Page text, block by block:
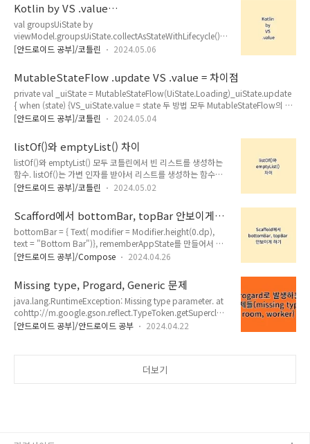
"선택된 그룹이 없음"을 나타내는 것이 더 명확하고 일반적인
방법입니다. 이렇게 하면 selectedGroupId 변수의 타입을
nullable Group?으로 선언할 수 있으며, 이 변수가 null인지 아
닌지를 확인함으로써 선택된 그룹의 존재 여부를 쉽게 판단할 수
Kotlin by VS .value
collectAsStateWithLifecycle
val groupsUiState by
viewModel.groupsUiState.collectAsStateWithLifecycle()
val groupsUiState =
접 .value를 호출하는 방식의 차이를 보여줍니
다. val groupsUiState by viewModel.groupsUiState.colle
ctAsStateWithLifecycle() 이 코드는 Kotlin의 위임 프로퍼티
(delegated property)를 사용합니다. by 키워드를 사용하
[안드로이드 공부]/코틀린 2024.05.06
MutableStateFlow .update VS .value = 차이점
private val _uiState = MutableStateFlow(UiState.Loading)_uiState.update
{ when (state) {VS_uiState.value = state 두 방법 모두 MutableStateFlow의 값
을 업데이트하는 방법이지만, 사용 상황에 따라 적합한 방법이 다르
을 계산할 때 유용하다. 이 함수는 현재 값을 인자로 받는 람다 함수를 사용하며, 람다
함수의 반환 값이 새로운 값으로 설정됨. _uiState.value = state: 이 방법은 새 값이
현재 값에 의존하지 않을 때 사용한다. 이 방법은 단순히 MutableStateFlow의 ..
[안드로이드 공부]/코틀린 2024.05.04
listOf()와 emptyList() 차이
listOf()와 emptyList() 모두 코틀린에서 빈 리스트를 생성하는
함수. listOf()는 가변 인자를 받아서 리스트를 생성하는 함수다.
인자 없이 호출하면 빈 리스트를 반환한다. emptyList()는 항상
이 호출할 경우 동일한 결과, 즉 빈 리스트를 반환함. 그러나 이
두 함수 사이에는 성능 차이가 있다. emptyList()는 항상 같은
인스턴스를 반환하기 때문에 새로운 객체를 생성하지 않음. 반면
에 listOf()는 호출할 때마다 새로운 리스트를 생성함. 따라서 빈
리스트를 생성할 때는 emptyList()를 사용하는 것이 더 효율적.
[안드로이드 공부]/코틀린 2024.05.02
Scafford에서 bottomBar, topBar 안보이게
하기
bottomBar = { Text( modifier = Modifier.height(0.dp),
text = "Bottom Bar")}, rememberAppState를 만들어서 상
태에 따라 변화 하게 만들 수도 있지만, 위와 같이 단순히 보여주
[안드로이드 공부]/Compose 2024.04.26
Missing type, Progard, Generic 문제
java.lang.RuntimeException: Missing type parameter. at
cohttp://m.google.gson.reflect.TypeToken.getSuperclass
TypeParameter(Unknown Source:26) at
확인 시 Release 에서만 발생 확인 2. Release 에서만 발생 -->
[안드로이드 공부]/안드로이드 공부 2024.04.22
더보기